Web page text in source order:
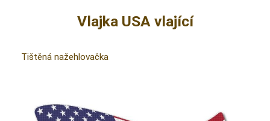
Vlajka USA vlající
Tištěná nažehlovačka